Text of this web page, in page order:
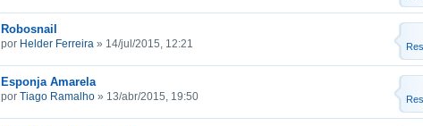
Robosnail
por Helder Ferreira » 14/jul/2015, 12:21
Esponja Amarela
por Tiago Ramalho » 13/abr/2015, 19:50